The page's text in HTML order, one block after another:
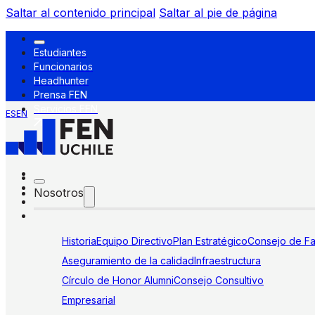
Saltar al contenido principal Saltar al pie de página
Estudiantes
Funcionarios
Headhunter
Prensa FEN
ESEN
Nosotros
HistoriaEquipo DirectivoPlan EstratégicoConsejo de
Aseguramiento de la calidadInfraestructura
Círculo de Honor AlumniConsejo Consultivo
Empresarial